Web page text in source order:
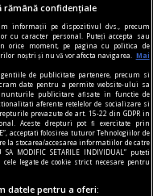
prezent
rămână confidențiale
informații pe dispozitivul dvs., precum
cu caracter personal. Puteți accepta sau
orice moment, pe pagina cu politica de
noștri și nu vă vor afecta navigarea.
Mai
de publicitate partenere, precum si
date pentru a permite website-ului sa
publicitare afisate in functie de
aferente retelelor de socializare si
prevazute de art. 15-22 din GDPR in
Aceste drepturi pot fi exercitate prin
acceptati folosirea tuturor Tehnologiilor de
la stocarea/accesarea informatiilor de catre
MODIFIC SETARILE INDIVIDUAL” puteti
legate de cookie strict necesare pentru
datele pentru a oferi: